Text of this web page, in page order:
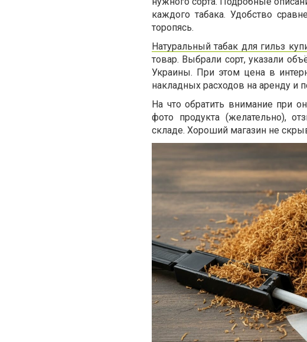
каждого табака. Удобство
торопясь.
Натуральный табак для гильз
товар. Выбрали сорт, указали
Украины. При этом цена в
накладных расходов на аренду и
На что обратить внимание при
фото продукта (желательно),
складе. Хороший магазин не